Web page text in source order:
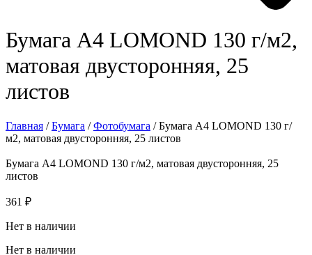
Бумага A4 LOMOND 130 г/м2,
матовая двусторонняя, 25
листов
Главная /Бумага /Фотобумага / Бумага A4 LOMOND 130 г/
м2, матовая двусторонняя, 25 листов
Бумага A4 LOMOND 130 г/м2, матовая двусторонняя, 25
листов
361 ₽
Нет в наличии
Нет в наличии